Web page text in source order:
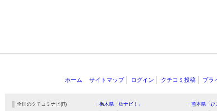
ホーム サイトマップ ログイン クチコミ投稿 プラ
全国のクチコミナビ(R) ・栃木県「栃ナビ！」
・熊本県「